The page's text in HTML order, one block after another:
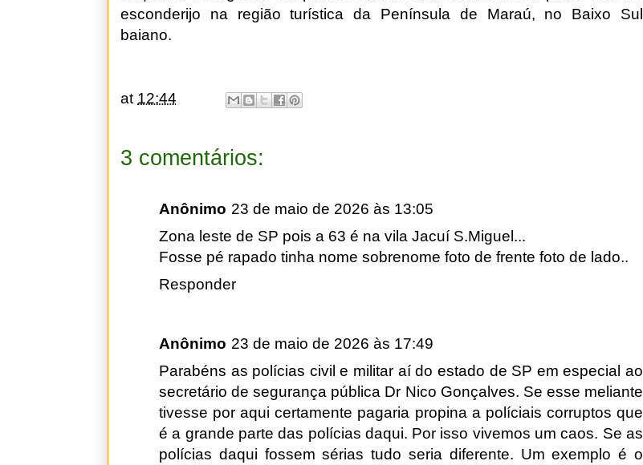
esconderijo na região turística da Península de Maraú, no Baixo Sul
baiano.
at 12:44
3 comentários:
Anônimo 23 de maio de 2026 às 13:05
Zona leste de SP pois a 63 é na vila Jacuí S.Miguel...
Fosse pé rapado tinha nome sobrenome foto de frente foto de lado..
Responder
Anônimo 23 de maio de 2026 às 17:49
Parabéns as polícias civil e militar aí do estado de SP em especial ao
secretário de segurança pública Dr Nico Gonçalves. Se esse meliante
tivesse por aqui certamente pagaria propina a políciais corruptos que
é a grande parte das polícias daqui. Por isso vivemos um caos. Se as
polícias daqui fossem sérias tudo seria diferente. Um exemplo é o